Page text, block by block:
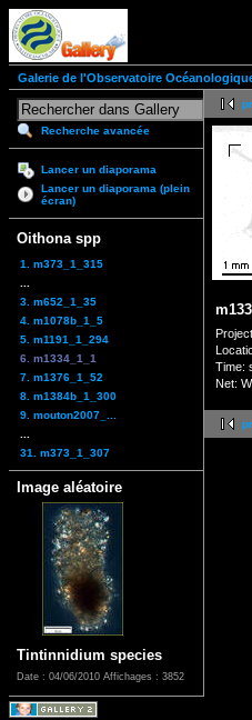
Galerie de l'Observatoire
Recherche avancée
Lancer un diaporama
Lancer un diaporama (plein
écran)
Oithona spp
1. m373_1_315
3. m652_1_35
4. m1078b_1_5
5. m1191_1_294
6. m1334_1_1
7. m1376_1_52
8. m1384b_1_300
9. mouton2007_...
31. m373_1_307
Image aléatoire
Tintinnidium species
Date : 04/06/2010 Affichages : 3852
Time:
Net: